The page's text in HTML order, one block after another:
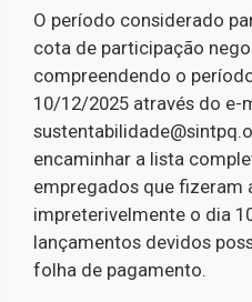
O período considerado
cota de participação
compreendendo o
10/12/2025 através do e-
encaminhar a lista
empregados que fizeram
impreterivelmente o dia
lançamentos devidos
folha de pagamento.